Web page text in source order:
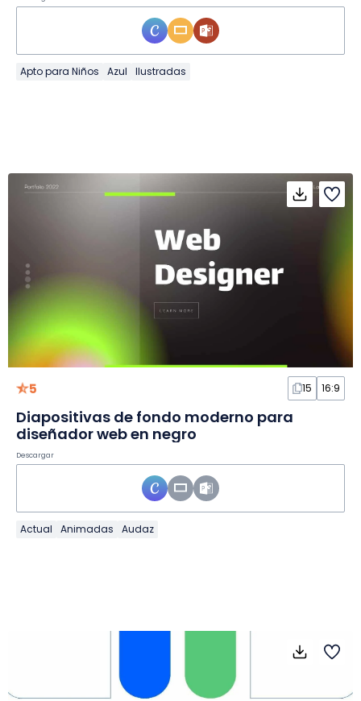
Apto para Niños Azul Ilustradas
5 15 16:9
Diapositivas de fondo moderno para
diseñador web en negro
Descargar
Actual Animadas Audaz